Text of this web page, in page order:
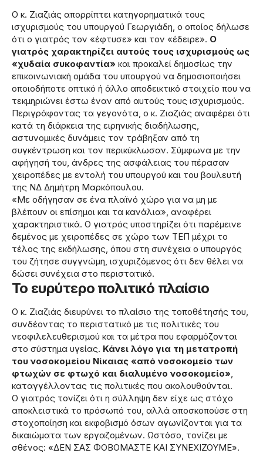
Ο κ. Ζιαζιάς απορρίπτει κατηγορηματικά τους
ισχυρισμούς του υπουργού Γεωργιάδη, ο οποίος δήλωσε
ότι ο γιατρός τον «έφτυσε» και τον «έδειρε». Ο
γιατρός χαρακτηρίζει αυτούς τους ισχυρισμούς ως
«χυδαία συκοφαντία» και προκαλεί δημοσίως την
επικοινωνιακή ομάδα του υπουργού να δημοσιοποιήσει
οποιοδήποτε οπτικό ή άλλο αποδεικτικό στοιχείο που να
τεκμηριώνει έστω έναν από αυτούς τους ισχυρισμούς.
Περιγράφοντας τα γεγονότα, ο κ. Ζιαζιάς αναφέρει ότι
κατά τη διάρκεια της ειρηνικής διαδήλωσης,
αστυνομικές δυνάμεις τον τράβηξαν από τη
συγκέντρωση και τον περικύκλωσαν. Σύμφωνα με την
αφήγησή του, άνδρες της ασφάλειας του πέρασαν
χειροπέδες με εντολή του υπουργού και του βουλευτή
της ΝΔ Δημήτρη Μαρκόπουλου.
«Με οδήγησαν σε ένα πλαϊνό χώρο για να μη με
βλέπουν οι επίσημοι και τα κανάλια», αναφέρει
χαρακτηριστικά. Ο γιατρός υποστηρίζει ότι παρέμεινε
δεμένος με χειροπέδες σε χώρο των ΤΕΠ μέχρι το
τέλος της εκδήλωσης, όπου στη συνέχεια ο υπουργός
του ζήτησε συγγνώμη, ισχυριζόμενος ότι δεν θέλει να
δώσει συνέχεια στο περιστατικό.
Το ευρύτερο πολιτικό πλαίσιο
Ο κ. Ζιαζιάς διευρύνει το πλαίσιο της τοποθέτησής του,
συνδέοντας το περιστατικό με τις πολιτικές του
νεοφιλελευθερισμού και τα μέτρα που εφαρμόζονται
στο σύστημα υγείας. Κάνει λόγο για τη μετατροπή
του νοσοκομείου Νίκαιας «από νοσοκομείο των
φτωχών σε φτωχό και διαλυμένο νοσοκομείο»,
καταγγέλλοντας τις πολιτικές που ακολουθούνται.
Ο γιατρός τονίζει ότι η σύλληψη δεν είχε ως στόχο
αποκλειστικά το πρόσωπό του, αλλά αποσκοπούσε στη
στοχοποίηση και εκφοβισμό όσων αγωνίζονται για τα
δικαιώματα των εργαζομένων. Ωστόσο, τονίζει με
σθένος: «ΔΕΝ ΣΑΣ ΦΟΒΟΜΑΣΤΕ ΚΑΙ ΣΥΝΕΧΙΖΟΥΜΕ».